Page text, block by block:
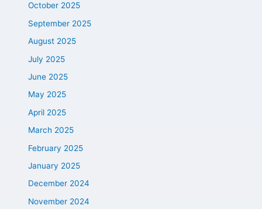
October 2025
September 2025
August 2025
July 2025
June 2025
May 2025
April 2025
March 2025
February 2025
January 2025
December 2024
November 2024